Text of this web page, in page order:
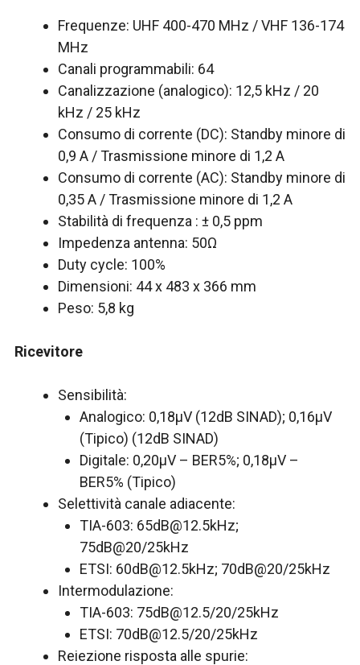
Frequenze: UHF 400-470 MHz / VHF 136-174
MHz
Canali programmabili: 64
Canalizzazione (analogico): 12,5 kHz / 20
kHz / 25 kHz
Consumo di corrente (DC): Standby minore di
0,9 A / Trasmissione minore di 1,2 A
Consumo di corrente (AC): Standby minore di
0,35 A / Trasmissione minore di 1,2 A
Stabilità di frequenza : ± 0,5 ppm
Impedenza antenna: 50Ω
Duty cycle: 100%
Dimensioni: 44 x 483 x 366 mm
Peso: 5,8 kg
Ricevitore
Sensibilità:
Analogico: 0,18µV (12dB SINAD); 0,16µV
(Tipico) (12dB SINAD)
Digitale: 0,20µV – BER5%; 0,18µV –
BER5% (Tipico)
Selettività canale adiacente:
TIA-603: 65dB@12.5kHz;
75dB@20/25kHz
ETSI: 60dB@12.5kHz; 70dB@20/25kHz
Intermodulazione:
TIA-603: 75dB@12.5/20/25kHz
ETSI: 70dB@12.5/20/25kHz
Reiezione risposta alle spurie: